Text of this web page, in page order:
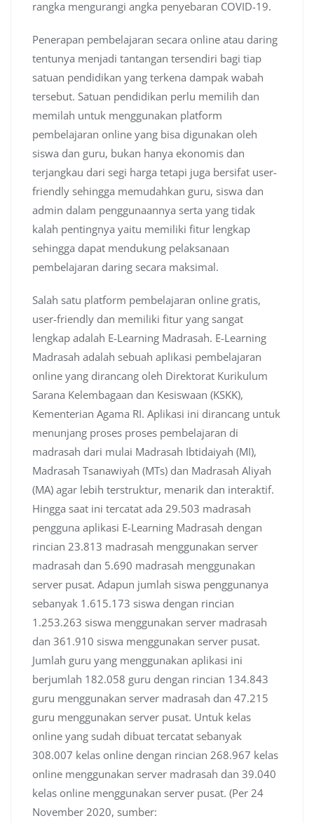
rangka mengurangi angka penyebaran COVID-19.
Penerapan pembelajaran secara online atau daring
tentunya menjadi tantangan tersendiri bagi tiap
satuan pendidikan yang terkena dampak wabah
tersebut. Satuan pendidikan perlu memilih dan
memilah untuk menggunakan platform
pembelajaran online yang bisa digunakan oleh
siswa dan guru, bukan hanya ekonomis dan
terjangkau dari segi harga tetapi juga bersifat user-
friendly sehingga memudahkan guru, siswa dan
admin dalam penggunaannya serta yang tidak
kalah pentingnya yaitu memiliki fitur lengkap
sehingga dapat mendukung pelaksanaan
pembelajaran daring secara maksimal.
Salah satu platform pembelajaran online gratis,
user-friendly dan memiliki fitur yang sangat
lengkap adalah E-Learning Madrasah. E-Learning
Madrasah adalah sebuah aplikasi pembelajaran
online yang dirancang oleh Direktorat Kurikulum
Sarana Kelembagaan dan Kesiswaan (KSKK),
Kementerian Agama RI. Aplikasi ini dirancang untuk
menunjang proses proses pembelajaran di
madrasah dari mulai Madrasah Ibtidaiyah (MI),
Madrasah Tsanawiyah (MTs) dan Madrasah Aliyah
(MA) agar lebih terstruktur, menarik dan interaktif.
Hingga saat ini tercatat ada 29.503 madrasah
pengguna aplikasi E-Learning Madrasah dengan
rincian 23.813 madrasah menggunakan server
madrasah dan 5.690 madrasah menggunakan
server pusat. Adapun jumlah siswa penggunanya
sebanyak 1.615.173 siswa dengan rincian
1.253.263 siswa menggunakan server madrasah
dan 361.910 siswa menggunakan server pusat.
Jumlah guru yang menggunakan aplikasi ini
berjumlah 182.058 guru dengan rincian 134.843
guru menggunakan server madrasah dan 47.215
guru menggunakan server pusat. Untuk kelas
online yang sudah dibuat tercatat sebanyak
308.007 kelas online dengan rincian 268.967 kelas
online menggunakan server madrasah dan 39.040
kelas online menggunakan server pusat. (Per 24
November 2020, sumber: